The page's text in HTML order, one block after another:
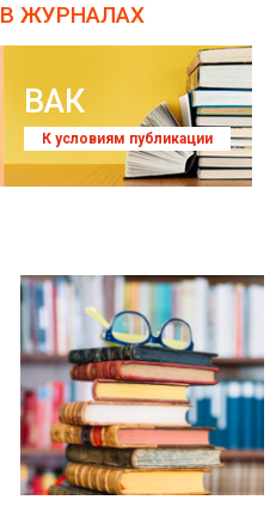
В ЖУРНАЛАХ
ВАК
К условиям публикации